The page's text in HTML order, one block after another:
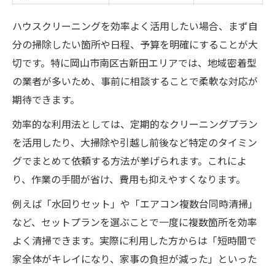
ハウスクリーニングを効率よく活用したい場合、まず自
分の掃除したい箇所や日程、予算を明確にすることが大
切です。特に岡山市南区古新田エリアでは、地域密着型
の業者が多いため、事前に相談することで柔軟な対応が
期待できます。
効率的な利用法としては、定期的なクリーニングプラン
を活用したり、大掃除や引越し前後など特定のタイミン
グでまとめて依頼する方法が挙げられます。これによ
り、作業の手間が省け、費用も抑えやすくなります。
例えば「水回りセット」や「エアコン複数台同時清掃」
など、セットプランを選ぶことで一度に複数箇所を効率
よく清掃できます。実際に利用した方からは「短時間で
家全体がキレイになり、家事の負担が減った」といった